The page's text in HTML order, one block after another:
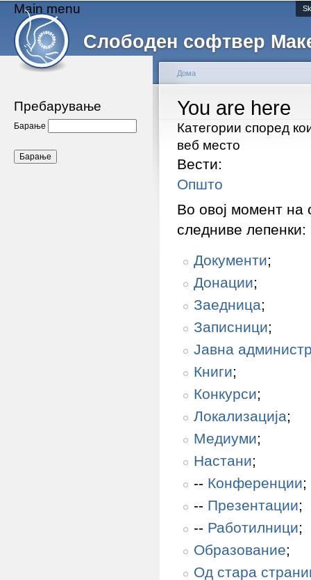
Слободен софтвер
Main menu
Пребарување
Барање
You are here
Дома
Категории според
веб место
Вести:
Општо
Во овој момент на
следниве лепенки:
Документи;
Донации;
Заедница;
Записници;
Јавна
Книги;
Конкурси;
Локализација;
Медиуми;
Настани;
-- Конференции;
-- Презентации;
-- Работилници;
Образование;
Од стара